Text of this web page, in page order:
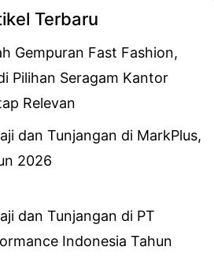
Terbaru
Gempuran Fast Fashion,
Pilihan Seragam Kantor
Relevan
dan Tunjangan di MarkPlus,
2026
dan Tunjangan di PT
Indonesia Tahun